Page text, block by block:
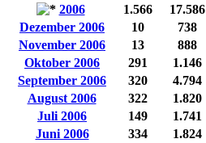
2006
1.566 17.586
Dezember 2006
10 738
November 2006
13 888
Oktober 2006
291 1.146
September 2006
320 4.794
August 2006
322 1.820
Juli 2006
149 1.741
Juni 2006
334 1.824